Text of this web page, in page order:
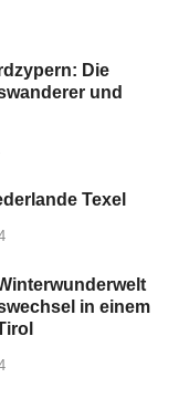
Die
und
Texel
in einem